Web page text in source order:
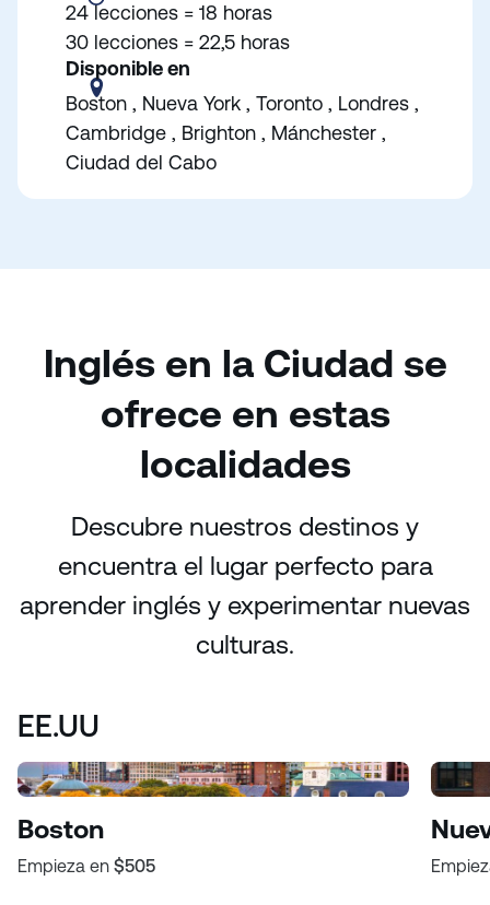
24 lecciones = 18 horas
30 lecciones = 22,5 horas
Disponible en
Boston , Nueva York , Toronto , Londres ,
Cambridge , Brighton , Mánchester ,
Ciudad del Cabo
Inglés en la Ciudad se
ofrece en estas
localidades
Descubre nuestros destinos y
encuentra el lugar perfecto para
aprender inglés y experimentar nuevas
culturas.
EE.UU
Boston
Empieza en $505